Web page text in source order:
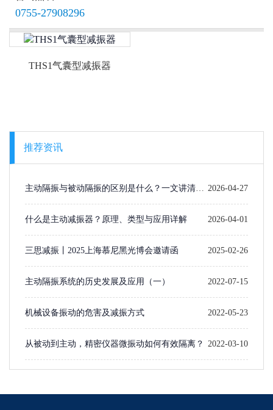
0755-27908296
THS1气囊型减振器
推荐资讯
主动隔振与被动隔振的区别是什么？一文讲清楚
选型逻辑
2026-04-27
什么是主动减振器？原理、类型与应用详解 2026-04-01
三思减振丨2025上海慕尼黑光博会邀请函 2025-02-26
主动隔振系统的历史发展及应用（一）​ 2022-07-15
机械设备振动的危害及减振方式 2022-05-23
从被动到主动，精密仪器微振动如何有效隔离？ 2022-03-10